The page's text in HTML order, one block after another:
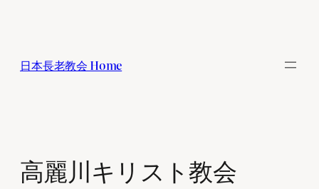
日本長老教会 Home
高麗川キリスト教会